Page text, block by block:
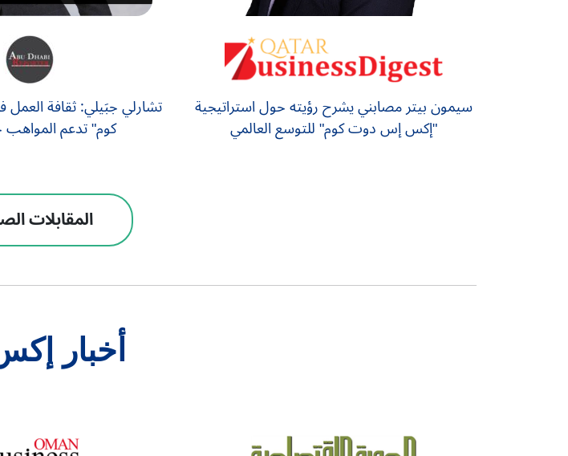
سيمون بيتر مصابني يشرح رؤيته حول استراتيجية
"إكس إس دوت كوم" للتوسع العالمي
تشارلي جبَيلي: ثقافة
كوم" تدعم المواهب
المقابلات
أخبار